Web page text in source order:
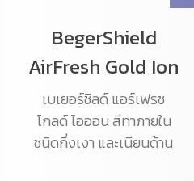
BegerShield
AirFresh Gold Ion
เบเยอร์ชิลด์ แอร์เฟรช
โกลด์ ไอออน สีทาภายใน
ชนิดกึ่งเงา และเนียนด้าน